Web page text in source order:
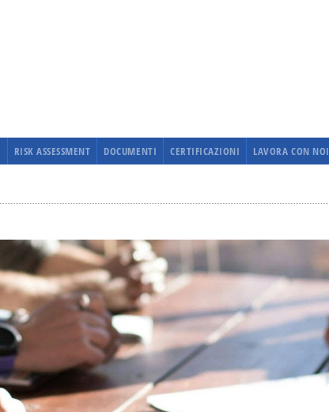
RISK ASSESSMENT DOCUMENTI CERTIFICAZIONI LAVORA CON NOI